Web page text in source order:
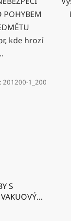
POHYBEM
kde hrozí
S
201200-1_200